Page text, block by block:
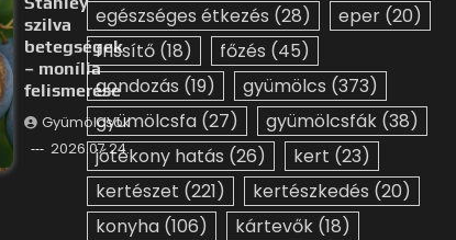
szilva
betegségek
– monília
felismerése
Gyümölcsök
2026.07.24.
egészséges étkezés (28) eper (20)
frissítő (18) főzés (45)
gondozás (19) gyümölcs (373)
gyümölcsfa (27) gyümölcsfák (38)
jótékony hatás (26) kert (23)
kertészet (221) kertészkedés (20)
konyha (106) kártevők (18)